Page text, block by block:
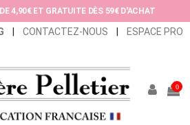
4,90€ ET GRATUITE DÈS 59€ D'ACHAT
CONTACTEZ-NOUS ESPACE PRO
0